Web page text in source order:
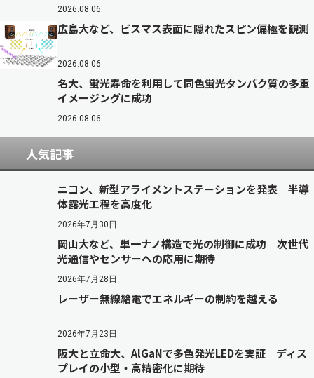
2026.08.06
広島大など、ビスマス表面に隠れたスピン偏極を観測
2026.08.06
名大、蛍光寿命を利用して同色蛍光タンパク質の多重
イメージングに成功
2026.08.06
人気記事
ニコン、新型アライメントステーションを発表 半導
体露光工程を高度化
2026年7月30日
岡山大など、単一ナノ構造で光の制御に成功 次世代
光通信やセンサーへの応用に期待
2026年7月28日
レーザー無線給電でエネルギーの制約を越える
2026年7月23日
阪大と立命大、AlGaNで多色発光LEDを実証 ディス
プレイの小型・高精密化に期待